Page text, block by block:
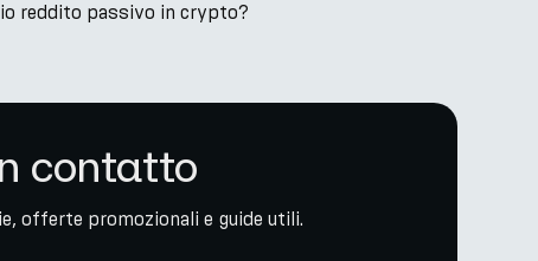
reddito passivo in crypto?
contatto
offerte promozionali e guide utili.